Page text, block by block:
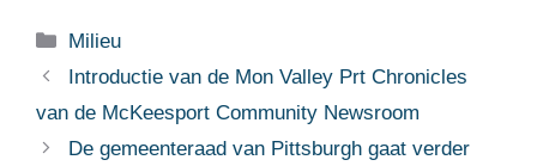
Categorieën
Milieu
Introductie van de Mon Valley Prt Chronicles
van de McKeesport Community Newsroom
De gemeenteraad van Pittsburgh gaat verder